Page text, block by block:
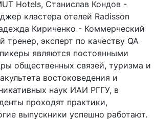
Hotels, Станислав Кондов -
кластера отелей Radisson
Кириченко - Коммерческий
тренер, эксперт по качеству QA
являются постоянными
общественных связей, туризма и
востоковедения и
наук ИАИ РГГУ, в
проходят практики,
выпускники успешно работают.